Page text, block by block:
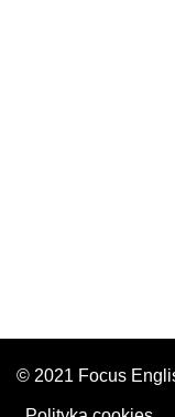
© 2021 Focus